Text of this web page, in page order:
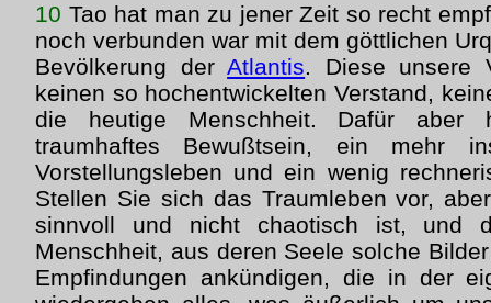
10 Tao hat man zu jener Zeit so recht
noch verbunden war mit dem göttlichen
Bevölkerung derAtlantis. Diese unsere
keinen so hochentwickelten Verstand,
die heutige Menschheit. Dafür aber
traumhaftes Bewußtsein, ein mehr
Vorstellungsleben und ein wenig
Stellen Sie sich das Traumleben vor,
sinnvoll und nicht chaotisch ist, und
Menschheit, aus deren Seele solche
Empfindungen ankündigen, die in der